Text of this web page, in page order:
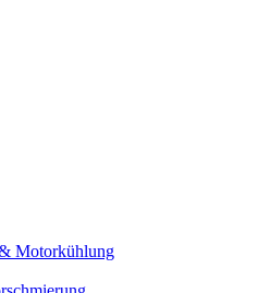
Motorkühlung